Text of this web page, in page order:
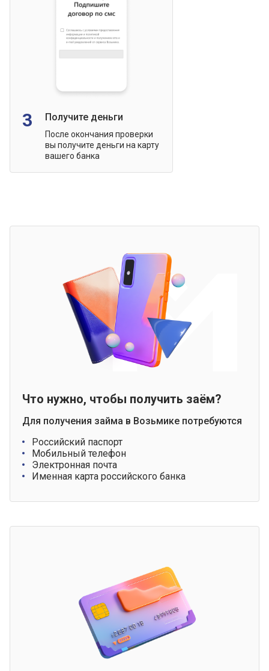
3 Получите деньги
После окончания проверки
вы получите деньги на карту
вашего банка
Что нужно, чтобы получить заём?
Для получения займа в Возьмике потребуются
Российский паспорт
Мобильный телефон
Электронная почта
Именная карта российского банка